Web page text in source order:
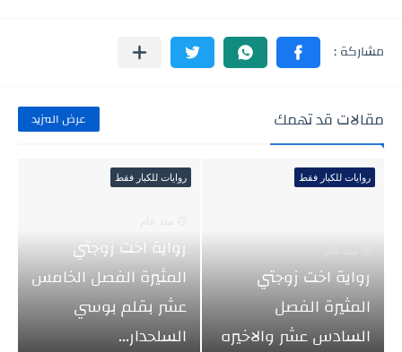
مقالات قد تهمك عرض المزيد
روايات للكبار فقط
رواية اخت زوجتي
المثيرة الفصل
السادس عشر والاخيره
روايات للكبار فقط
رواية اخت زوجتي
المثيرة الفصل الخامس
عشر بقلم بوسي
السلحدار...